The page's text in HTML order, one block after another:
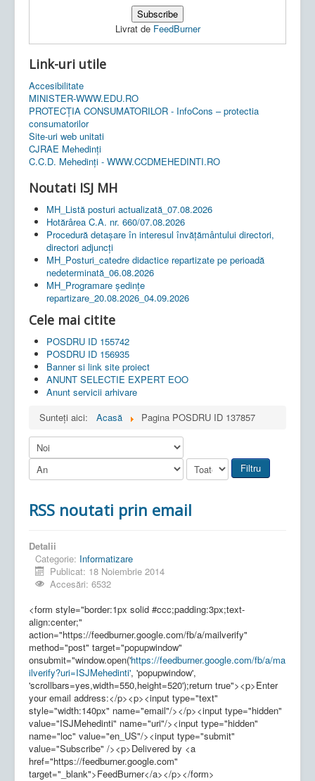
Livrat de FeedBurner
Link-uri utile
Accesibilitate
MINISTER-WWW.EDU.RO
PROTECȚIA CONSUMATORILOR - InfoCons – protectia
consumatorilor
Site-uri web unitati
CJRAE Mehedinți
C.C.D. Mehedinţi - WWW.CCDMEHEDINTI.RO
Noutati ISJ MH
MH_Listă posturi actualizată_07.08.2026
Hotărârea C.A. nr. 660/07.08.2026
Procedură detașare în interesul învățământului directori,
directori adjuncți
MH_Posturi_catedre didactice repartizate pe perioadă
nedeterminată_06.08.2026
MH_Programare ședințe
repartizare_20.08.2026_04.09.2026
Cele mai citite
POSDRU ID 155742
POSDRU ID 156935
Banner si link site proiect
ANUNT SELECTIE EXPERT EOO
Anunt servicii arhivare
Sunteți aici:
Acasă Pagina POSDRU ID 137857
Filtru
RSS noutati prin email
Detalii
Categorie: Informatizare
Publicat: 18 Noiembrie 2014
Accesări: 6532
<form style="border:1px solid #ccc;padding:3px;text-
align:center;"
action="https://feedburner.google.com/fb/a/mailverify"
method="post" target="popupwindow"
onsubmit="window.open('https://feedburner.google.com/fb/a/ma
ilverify?uri=ISJMehedinti', 'popupwindow',
'scrollbars=yes,width=550,height=520');return true"><p>Enter
your email address:</p><p><input type="text"
style="width:140px" name="email"/></p><input type="hidden"
value="ISJMehedinti" name="uri"/><input type="hidden"
name="loc" value="en_US"/><input type="submit"
value="Subscribe" /><p>Delivered by <a
href="https://feedburner.google.com"
target="_blank">FeedBurner</a></p></form>